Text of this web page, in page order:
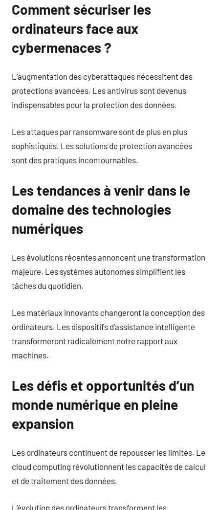
Comment sécuriser les
ordinateurs face aux
cybermenaces ?
L’augmentation des cyberattaques nécessitent des
protections avancées. Les antivirus sont devenus
indispensables pour la protection des données.
Les attaques par ransomware sont de plus en plus
sophistiqués. Les solutions de protection avancées
sont des pratiques incontournables.
Les tendances à venir dans le
domaine des technologies
numériques
Les évolutions récentes annoncent une transformation
majeure. Les systèmes autonomes simplifient les
tâches du quotidien.
Les matériaux innovants changeront la conception des
ordinateurs. Les dispositifs d’assistance intelligente
transformeront radicalement notre rapport aux
machines.
Les défis et opportunités d’un
monde numérique en pleine
expansion
Les ordinateurs continuent de repousser les limites. Le
cloud computing révolutionnent les capacités de calcul
et de traitement des données.
L’évolution des ordinateurs transforment les